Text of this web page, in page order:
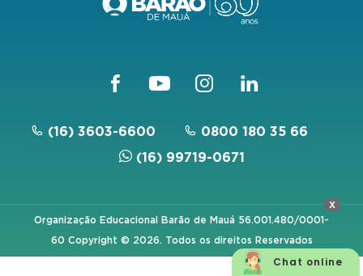
x
(16) 3603-6600
0800 180 35 66
(16) 99719-0671
Organização Educacional Barão de Mauá 56.001.480/0001-
60 Copyright © 2026. Todos os direitos Reservados
Chat online